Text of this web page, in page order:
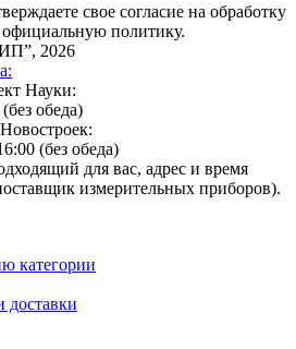
свое согласие на обработку
политику.
2026
Науки:
обеда)
(без обеда)
для вас, адрес и время
измерительных приборов).
категории
доставки